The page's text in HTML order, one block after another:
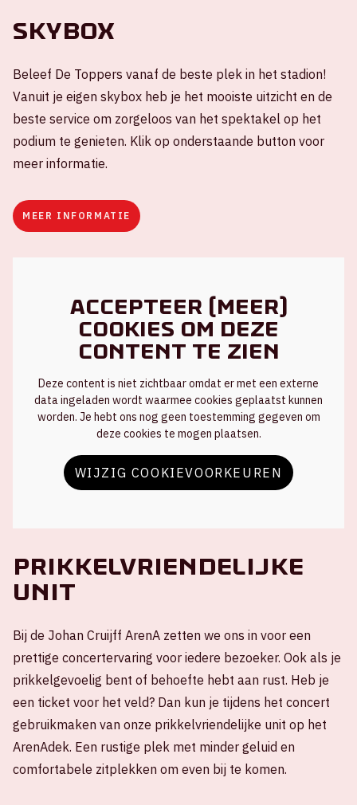
Skybox
Beleef De Toppers vanaf de beste plek in het stadion!
Vanuit je eigen skybox heb je het mooiste uitzicht en de
beste service om zorgeloos van het spektakel op het
podium te genieten. Klik op onderstaande button voor
meer informatie.
MEER INFORMATIE
Accepteer (meer)
cookies om deze
content te zien
Deze content is niet zichtbaar omdat er met een externe
data ingeladen wordt waarmee cookies geplaatst kunnen
worden. Je hebt ons nog geen toestemming gegeven om
deze cookies te mogen plaatsen.
WIJZIG COOKIEVOORKEUREN
Prikkelvriendelijke
unit
Bij de Johan Cruijff ArenA zetten we ons in voor een
prettige concertervaring voor iedere bezoeker. Ook als je
prikkelgevoelig bent of behoefte hebt aan rust. Heb je
een ticket voor het veld? Dan kun je tijdens het concert
gebruikmaken van onze prikkelvriendelijke unit op het
ArenAdek. Een rustige plek met minder geluid en
comfortabele zitplekken om even bij te komen.